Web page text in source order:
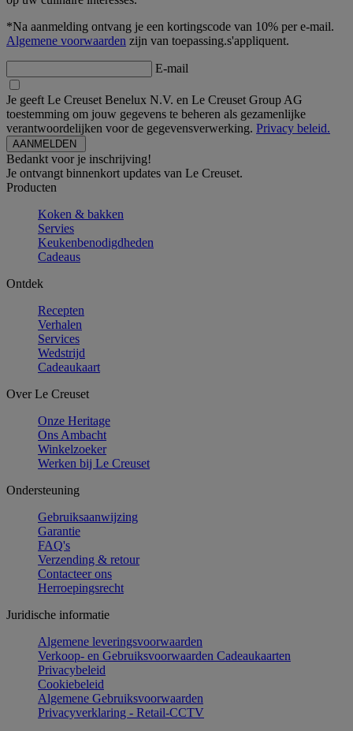
*Na aanmelding ontvang je een kortingscode van 10% per e-mail.
Algemene voorwaarden zijn van toepassing.s'appliquent.
E-mail
Je geeft Le Creuset Benelux N.V. en Le Creuset Group AG
toestemming om jouw gegevens te beheren als gezamenlijke
verantwoordelijken voor de gegevensverwerking. Privacy beleid.
Bedankt voor je inschrijving!
Je ontvangt binnenkort updates van Le Creuset.
Producten
Koken & bakken
Servies
Keukenbenodigdheden
Cadeaus
Ontdek
Recepten
Verhalen
Services
Wedstrijd
Cadeaukaart
Over Le Creuset
Onze Heritage
Ons Ambacht
Winkelzoeker
Werken bij Le Creuset
Ondersteuning
Gebruiksaanwijzing
Garantie
FAQ's
Verzending & retour
Contacteer ons
Herroepingsrecht
Juridische informatie
Algemene leveringsvoorwaarden
Verkoop- en Gebruiksvoorwaarden Cadeaukaarten
Privacybeleid
Cookiebeleid
Algemene Gebruiksvoorwaarden
Privacyverklaring - Retail-CCTV